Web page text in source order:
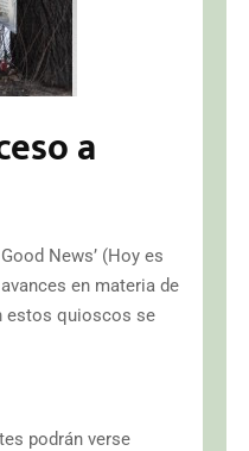
a
News’ (Hoy es
en materia de
estos quioscos se
podrán verse